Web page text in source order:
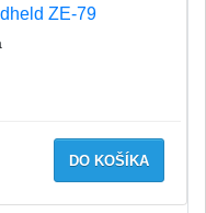
ZE-79
DO KOŠÍKA